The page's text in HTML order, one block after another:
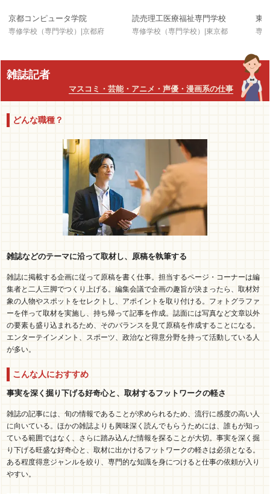
京都コンピュータ学院
専修学校（専門学校）|京都府
読売理工医療福祉専門学校
専修学校（専門学校）|東京都 専
雑誌記者
マスコミ・芸能・アニメ・声優・漫画系の仕事
どんな職種？
雑誌などのテーマに沿って取材し、原稿を執筆する
雑誌に掲載する企画に従って原稿を書く仕事。担当するページ・コーナーは編
集者と二人三脚でつくり上げる。編集会議で企画の趣旨が決まったら、取材対
象の人物やスポットをセレクトし、アポイントを取り付ける。フォトグラファ
ーを伴って取材を実施し、持ち帰って記事を作成。誌面には写真など文章以外
の要素も盛り込まれるため、そのバランスを見て原稿を作成することになる。
エンターテインメント、スポーツ、政治など得意分野を持って活動している人
が多い。
こんな人におすすめ
事実を深く掘り下げる好奇心と、取材するフットワークの軽さ
雑誌の記事には、旬の情報であることが求められるため、流行に感度の高い人
に向いている。ほかの雑誌よりも興味深く読んでもらうためには、誰もが知っ
ている範囲ではなく、さらに踏み込んだ情報を探ることが大切。事実を深く掘
り下げる旺盛な好奇心と、取材に出かけるフットワークの軽さは必須となる。
ある程度得意ジャンルを絞り、専門的な知識を身につけると仕事の依頼が入り
やすい。